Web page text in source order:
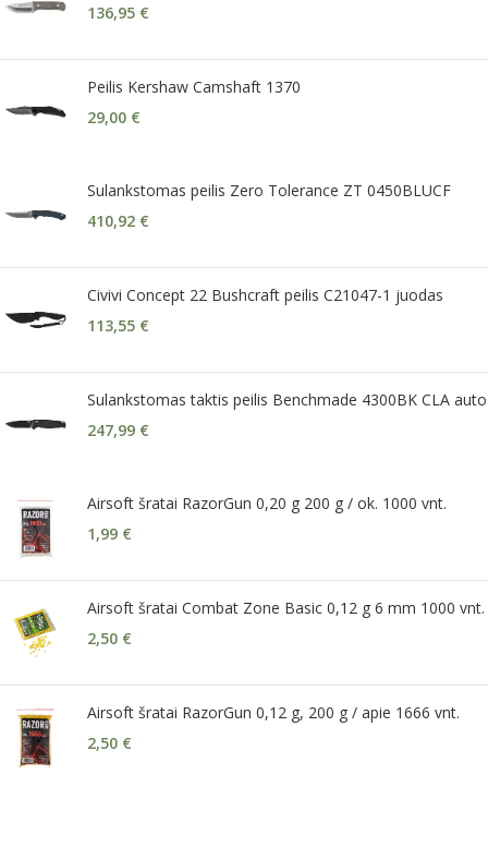
136,95 €
Peilis Kershaw Camshaft 1370
29,00 €
Sulankstomas peilis Zero Tolerance ZT 0450BLUCF
410,92 €
Civivi Concept 22 Bushcraft peilis C21047-1 juodas
113,55 €
Sulankstomas taktis peilis Benchmade 4300BK CLA auto
247,99 €
Airsoft šratai RazorGun 0,20 g 200 g / ok. 1000 vnt.
1,99 €
Airsoft šratai Combat Zone Basic 0,12 g 6 mm 1000 vnt.
2,50 €
Airsoft šratai RazorGun 0,12 g, 200 g / apie 1666 vnt.
2,50 €